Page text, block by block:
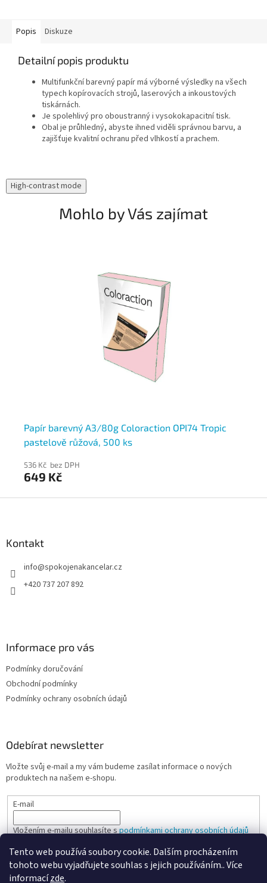
Tento web používá soubory cookie. Dalším procházením
tohoto webu vyjadřujete souhlas s jejich používáním.. Více
informacízde.
Popis Diskuze
Detailní popis produktu
Multifunkční barevný papír má výborné výsledky na všech
typech kopírovacích strojů, laserových a inkoustových
tiskárnách.
Je spolehlivý pro oboustranný i vysokokapacitní tisk.
Obal je průhledný, abyste ihned viděli správnou barvu, a
zajišťuje kvalitní ochranu před vlhkostí a prachem.
High-contrast mode
Mohlo by Vás zajímat
Papír barevný A3/80g Coloraction OPI74 Tropic
pastelově růžová, 500 ks
536 Kč bez DPH
649 Kč
Kontakt
info@spokojenakancelar.cz
+420 737 207 892
Informace pro vás
Podmínky doručování
Obchodní podmínky
Podmínky ochrany osobních údajů
Odebírat newsletter
Vložte svůj e-mail a my vám budeme zasílat informace o nových
produktech na našem e-shopu.
E-mail
Vložením e-mailu souhlasíte spodmínkami ochrany osobních údajů
PŘIHLÁSIT SE